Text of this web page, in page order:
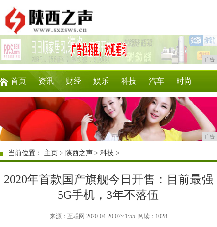
广告
首页 资讯 财经 娱乐 科技 汽车 时尚
游戏 美食 商讯 消费 微商
广告
当前位置： 主页 > 陕西之声 >科技 >
2020年首款国产旗舰今日开售：目前最强
5G手机，3年不落伍
来源：互联网 2020-04-20 07:41:55 阅读：1028